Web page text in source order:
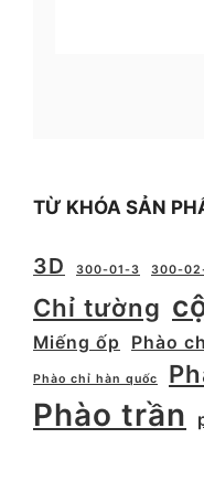
TỪ KHÓA SẢN
3D 300-01-3 300-
Chỉ tường
Miếng ốp
Phào
Phào chỉ hàn quốc
Phào trần